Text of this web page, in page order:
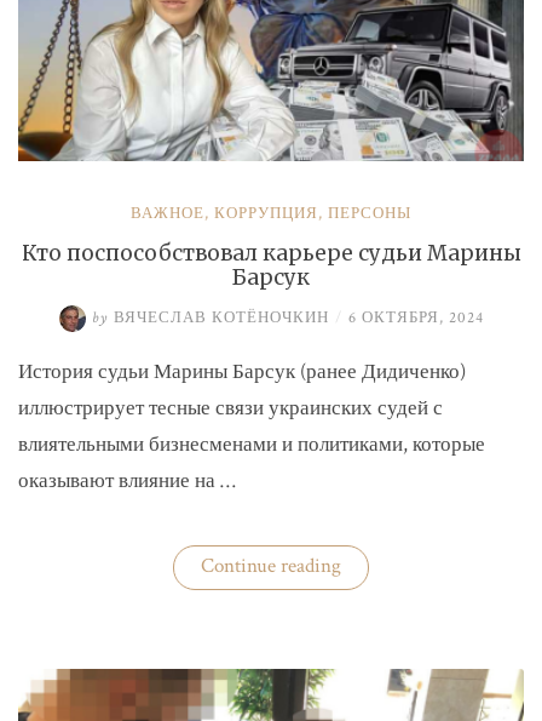
ВАЖНОЕ, КОРРУПЦИЯ, ПЕРСОНЫ
Кто поспособствовал карьере судьи Марины
Барсук
by ВЯЧЕСЛАВ КОТЁНОЧКИН / 6 ОКТЯБРЯ, 2024
История судьи Марины Барсук (ранее Дидиченко)
иллюстрирует тесные связи украинских судей с
влиятельными бизнесменами и политиками, которые
оказывают влияние на …
Continue reading«Кто
поспособствовал
Барсук»